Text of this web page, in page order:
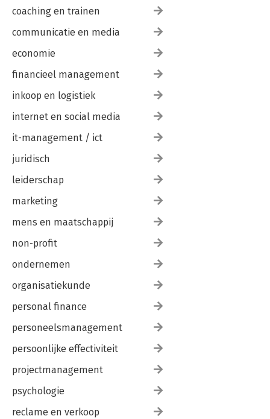
coaching en trainen
communicatie en media
economie
financieel management
inkoop en logistiek
internet en social media
it-management / ict
juridisch
leiderschap
marketing
mens en maatschappij
non-profit
ondernemen
organisatiekunde
personal finance
personeelsmanagement
persoonlijke effectiviteit
projectmanagement
psychologie
reclame en verkoop